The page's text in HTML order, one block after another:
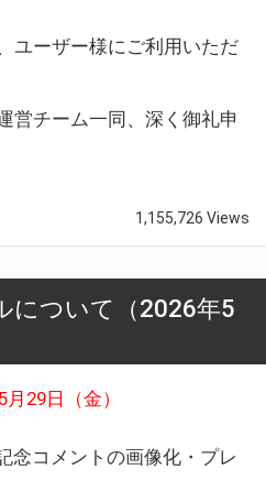
ユーザー様にご利用いただ
営チーム一同、深く御礼申
1,155,726 Views
について（2026年5
月29日（金）
念コメントの画像化・プレ